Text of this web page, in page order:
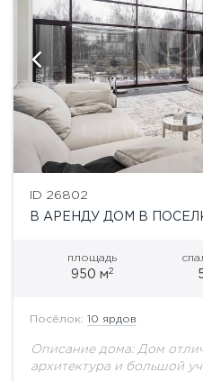
ID 26802
В АРЕНДУ ДОМ В
площадь
950 м2
Посёлок: 10 ярдов
Описание дома: Дом
архитектура и большой